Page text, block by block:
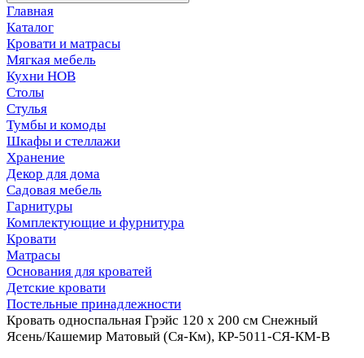
Главная
Каталог
Кровати и матрасы
Мягкая мебель
Кухни НОВ
Столы
Стулья
Тумбы и комоды
Шкафы и стеллажи
Хранение
Декор для дома
Садовая мебель
Гарнитуры
Комплектующие и фурнитура
Кровати
Матрасы
Основания для кроватей
Детские кровати
Постельные принадлежности
Кровать односпальная Грэйс 120 х 200 см Снежный
Ясень/Кашемир Матовый (Ся-Км), КР-5011-СЯ-КМ-В